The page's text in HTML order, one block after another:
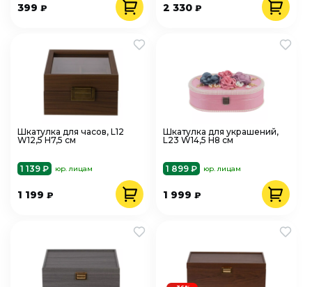
399 ₽ 2 330₽
Шкатулка для часов, L12
W12,5 H7,5 см
1 139 ₽ юр. лицам
1 199 ₽
Шкатулка для украшений,
L23 W14,5 H8 см
1 899 ₽ юр. лицам
1 999₽